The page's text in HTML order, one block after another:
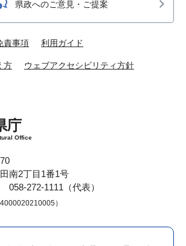
県政へのご意見・ご提案
責事項 利用ガイド
方 ウェブアクセシビリティ方針
庁
Office
南2丁目1番1号
058-272-1111（代表）
4000020210005）